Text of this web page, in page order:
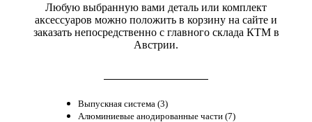
Любую выбранную вами деталь или комплект
аксессуаров можно положить в корзину на сайте и
заказать непосредственно с главного склада КТМ в
Австрии.
Выпускная система (3)
Алюминиевые анодированные части (7)